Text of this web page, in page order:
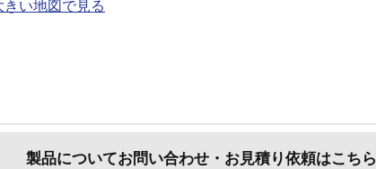
きい地図で見る
製品についてお問い合わせ・お見積り依頼はこちら